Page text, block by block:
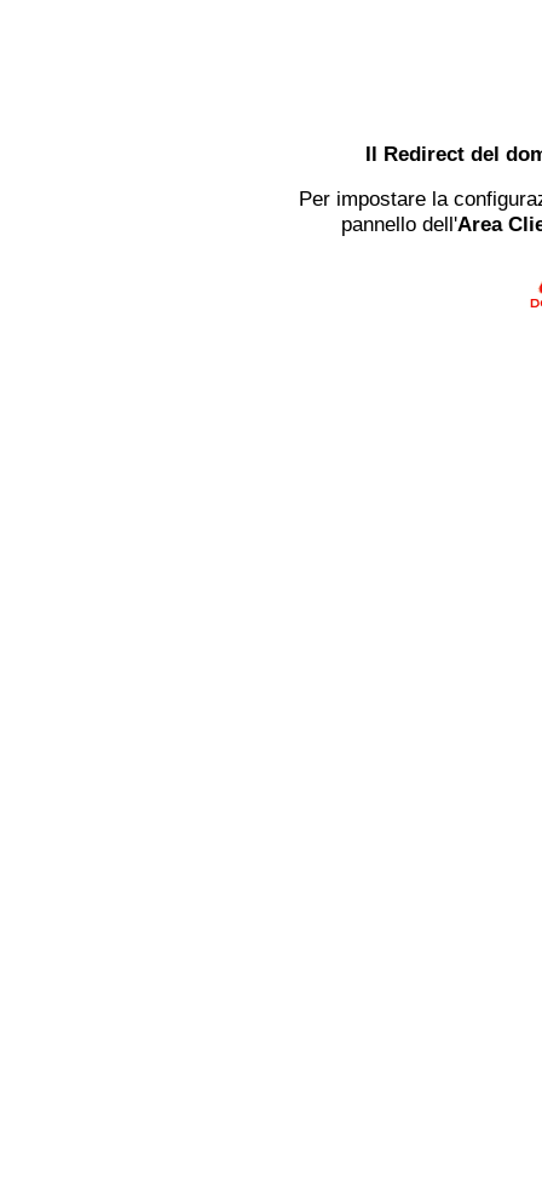
Il Redirect del
Per impostare la
pannello dell'Area